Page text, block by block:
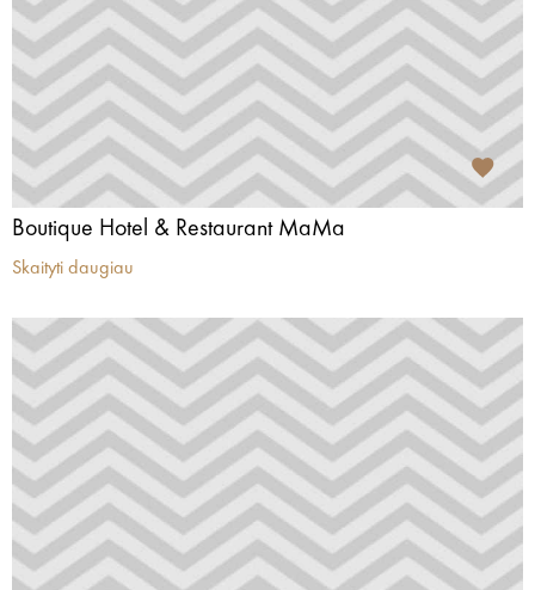
Boutique Hotel & Restaurant MaMa
Skaityti daugiau